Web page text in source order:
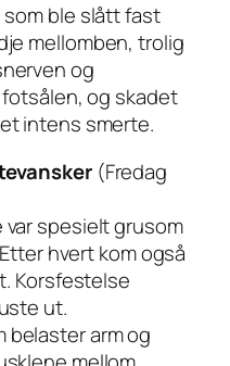
som ble slått fast
mellomben, trolig
og
og skadet
intens smerte.
(Fredag
spesielt grusom
hvert kom også
Korsfestelse
ut.
belaster arm og